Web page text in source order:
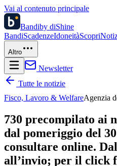
Vai al contenuto principale
Bandiby diShine
BandiScadenzeIdoneitàScopri
Altro
Newsletter
Tutte le notizie
Fisco, Lavoro & WelfareAgenzia
730 precompilato ai
dal pomeriggio del
consultare online.
all’invio; per il click